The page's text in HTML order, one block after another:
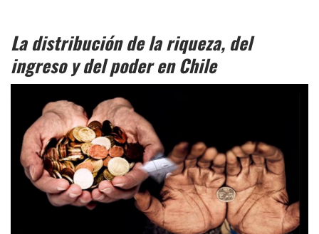
La distribución de la riqueza, del
ingreso y del poder en Chile